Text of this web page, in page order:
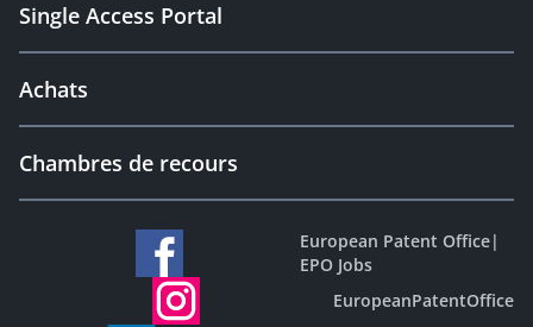
Single Access Portal
Achats
Chambres de recours
European Patent Office|
EPO Jobs
EuropeanPatentOffice